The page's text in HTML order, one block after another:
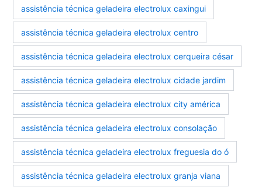
assistência técnica geladeira electrolux caxingui
assistência técnica geladeira electrolux centro
assistência técnica geladeira electrolux cerqueira césar
assistência técnica geladeira electrolux cidade jardim
assistência técnica geladeira electrolux city américa
assistência técnica geladeira electrolux consolação
assistência técnica geladeira electrolux freguesia do ó
assistência técnica geladeira electrolux granja viana